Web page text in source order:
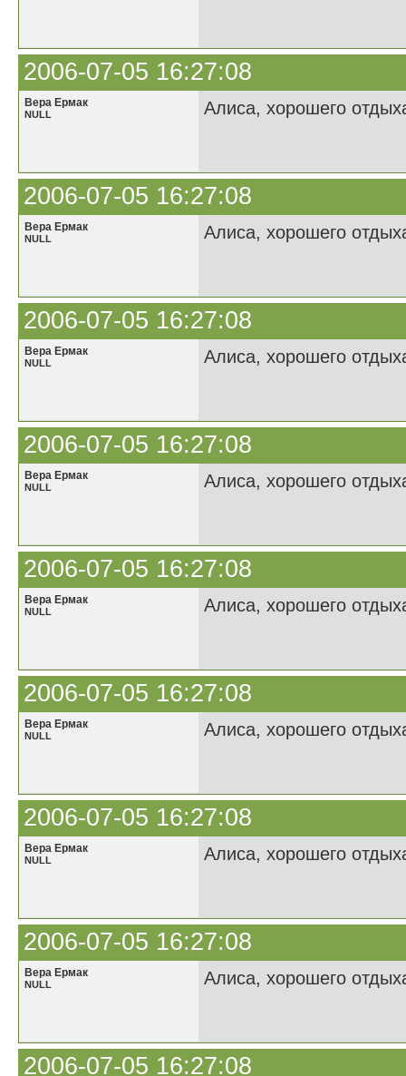
2006-07-05 16:27:08
Вера Ермак
NULL Алиса, хорошего
2006-07-05 16:27:08
Вера Ермак
NULL Алиса, хорошего
2006-07-05 16:27:08
Вера Ермак
NULL Алиса, хорошего
2006-07-05 16:27:08
Вера Ермак
NULL Алиса, хорошего
2006-07-05 16:27:08
Вера Ермак
NULL Алиса, хорошего
2006-07-05 16:27:08
Вера Ермак
NULL Алиса, хорошего
2006-07-05 16:27:08
Вера Ермак
NULL Алиса, хорошего
2006-07-05 16:27:08
Вера Ермак
NULL Алиса, хорошего
2006-07-05 16:27:08